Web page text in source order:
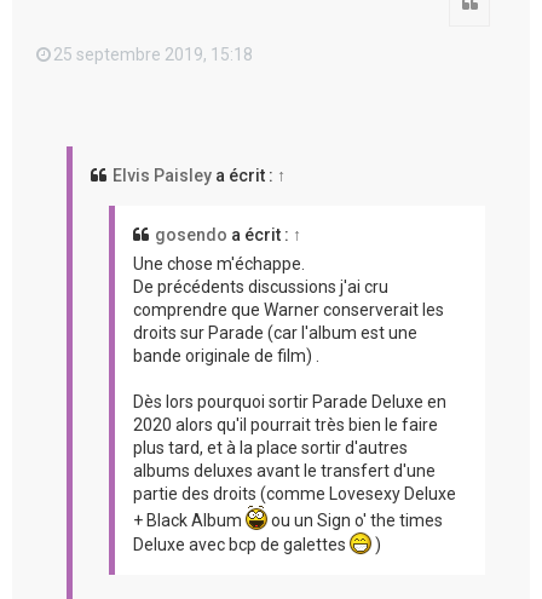
25 septembre 2019, 15:18
Elvis Paisley a écrit : ↑
gosendo a écrit : ↑
Une chose m'échappe.
De précédents discussions j'ai cru
comprendre que Warner conserverait les
droits sur Parade (car l'album est une
bande originale de film) .
Dès lors pourquoi sortir Parade Deluxe en
2020 alors qu'il pourrait très bien le faire
plus tard, et à la place sortir d'autres
albums deluxes avant le transfert d'une
partie des droits (comme Lovesexy Deluxe
+ Black Album
ou un Sign o' the times
Deluxe avec bcp de galettes
)